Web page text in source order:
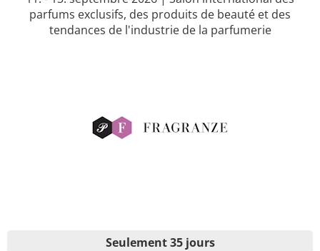
parfums exclusifs, des produits de beauté et des
tendances de l'industrie de la parfumerie
Seulement 35 jours